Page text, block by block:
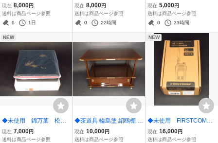
彫金 5寸 仏具
現在 8,000円
送料は商品ページ参照
0
1日
ッチ カナリアPlus 2026
年モデル 2個
現在 8,000円
送料は商品ページ参照
0
22時間
スキー アニバーサリー
マウス2020 125周年記
念マウス ネズミ 限定
現在 5,000円
送料は商品ページ参照
0
23時間
NEW
◆未使用 錦万葉 松花
堂弁当 ５点 重箱
現在 7,000円
送料は商品ページ参照
◆茶道具 輪島塗 紹鴎棚 能
一作 組み立て式
現在 10,000円
送料は商品ページ参照
NEW
◆未使用 FIRSTCOM
ハイパワーデジタルトラ
ンシーバー FC-D301
現在 16,000円
送料は商品ページ参照